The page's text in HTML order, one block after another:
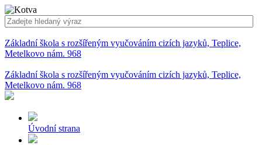
Základní škola s rozšířeným vyučováním cizích jazyků, Teplice,
Metelkovo nám. 968
Základní škola s rozšířeným vyučováním cizích jazyků, Teplice,
Metelkovo nám. 968
Úvodní strana